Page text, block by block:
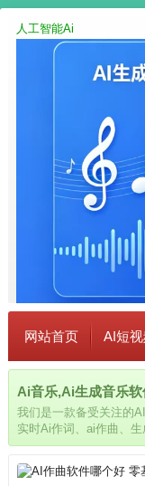
人工智能Ai
网站首页 AI短
Ai音乐,Ai生成音乐
我们是一款备受关注的
实时Ai作词、ai作曲、